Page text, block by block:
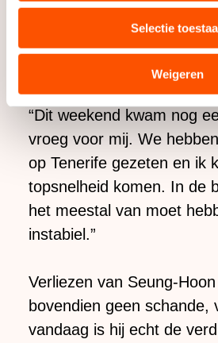
combineren met andere gegevens
verstrekt of die zij hebben
Sommige partners kunnen
landen buiten de EU, zoals de VS,
adequaat beschermingsniveau
Door op ‘Toestaan’ te klikken,
overdracht. Meer informatie vindt
Selectie
Weigeren
Anema moest genoegen
zilver. “Dat is goed
“Dit weekend kwam nog
vroeg voor mij. We
op Tenerife gezeten en ik
topsnelheid komen. In de
het meestal van moet
instabiel.”
Verliezen van Seung-
bovendien geen schande,
vandaag is hij echt de